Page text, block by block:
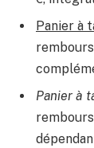
Panier à
Panier à